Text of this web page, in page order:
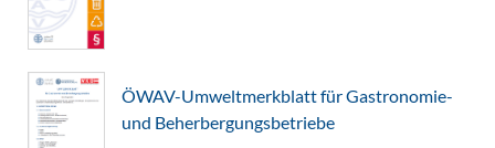
ÖWAV-Umweltmerkblatt für Gastronomie-
und Beherbergungsbetriebe